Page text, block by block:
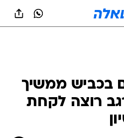
בכביש ממשיך
רוצה לקחת